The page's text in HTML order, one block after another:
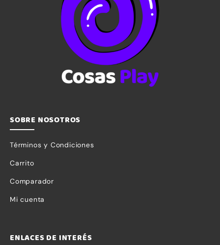
SOBRE NOSOTROS
Términos y Condiciones
Carrito
Comparador
Mi cuenta
ENLACES DE INTERÉS